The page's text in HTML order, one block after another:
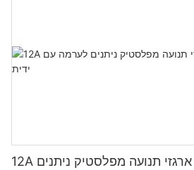
12A יצרן ארגזי פלסטיק ארגזי תנועה מפלסטיק ניתנים